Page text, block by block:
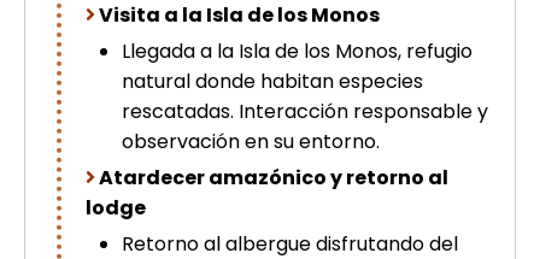
Visita a la Isla de los Monos
Llegada a la Isla de los Monos, refugio
natural donde habitan especies
rescatadas. Interacción responsable y
observación en su entorno.
Atardecer amazónico y retorno al
lodge
Retorno al albergue disfrutando del